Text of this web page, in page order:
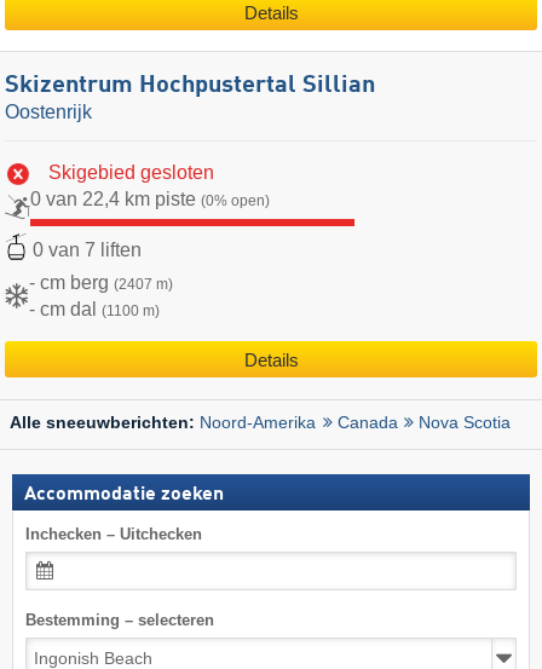
Details
Skizentrum Hochpustertal Sillian
Oostenrijk
Skigebied gesloten
0 van 22,4 km piste (0% open)
0 van 7 liften
- cm berg (2407 m)
- cm dal (1100 m)
Details
Alle sneeuwberichten: Noord-Amerika Canada Nova Scotia
Accommodatie zoeken
Inchecken – Uitchecken
Bestemming – selecteren